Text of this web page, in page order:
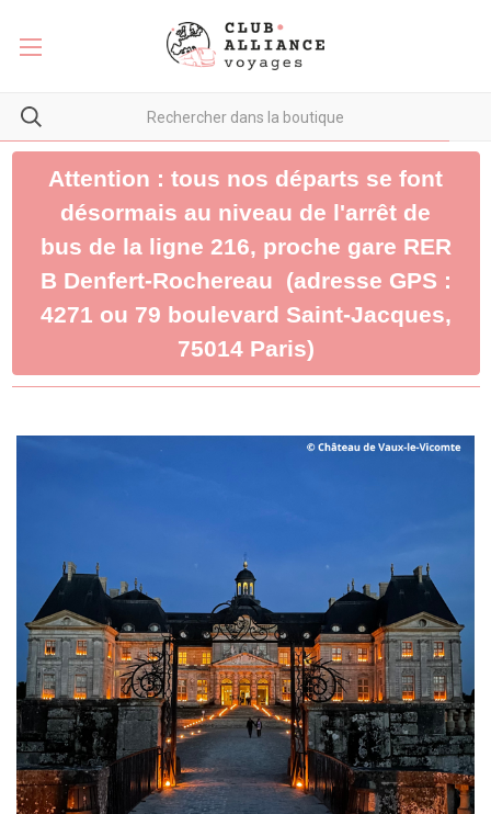
Attention : tous nos départs se font
désormais au niveau de l'arrêt de
bus de la ligne 216, proche gare RER
B Denfert-Rochereau (adresse GPS :
4271 ou 79 boulevard Saint-Jacques,
75014 Paris)